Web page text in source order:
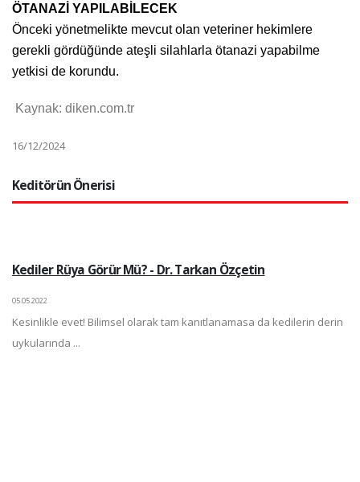
ÖTANAZİ YAPILABİLECEK
Önceki yönetmelikte mevcut olan veteriner hekimlere
gerekli gördüğünde ateşli silahlarla ötanazi yapabilme
yetkisi de korundu.
Kaynak: diken.com.tr
16/12/2024
Keditörün Önerisi
Kediler Rüya Görür Mü? - Dr. Tarkan Özçetin
05.05.2022
Kesinlikle evet! Bilimsel olarak tam kanıtlanamasa da kedilerin derin
uykularında ...